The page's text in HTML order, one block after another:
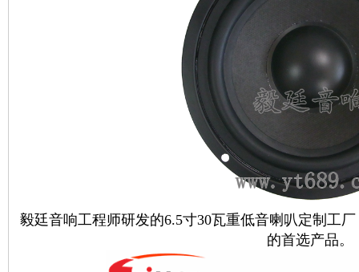
毅廷音响工程师研发的6.5寸30瓦重低音喇叭定制工
的首选产品。